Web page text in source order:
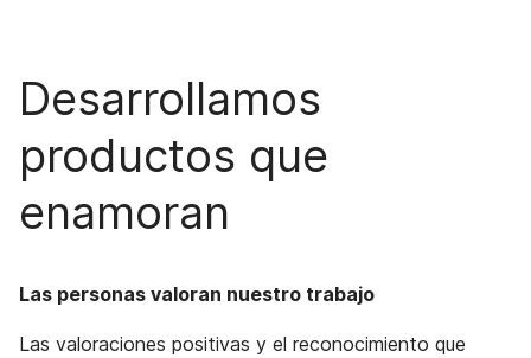
Desarrollamos
productos que
enamoran
Las personas valoran nuestro trabajo
Las valoraciones positivas y el reconocimiento que